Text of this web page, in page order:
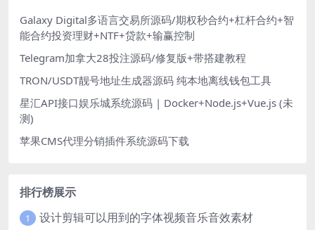
Galaxy Digital多语言交易所源码/期权秒合约+杠杆合约+智
能合约投资理财+NTF+贷款+输赢控制
Telegram加拿大28投注源码/修复版+带搭建教程
TRON/USDT靓号地址生成器源码 纯本地离线钱包工具
星汇API接口娱乐城系统源码 | Docker+Node.js+Vue.js (未
测)
苹果CMS代理分销插件系统源码下载
排行榜展示
1 设计剪辑可以用到的字体视频音乐音效素材